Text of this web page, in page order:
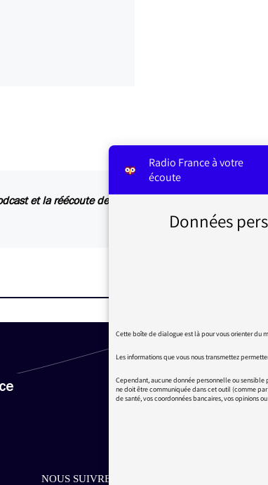
et la réécoute des conférences que sur une durée
NOUS SUIVRE SUR LES RÉSEAUX
Radio France à votre
écoute
Données
Cette boîte de dialogue est là pour vous orienter du
Les informations que vous nous transmettez
Cependant, aucune donnée personnelle ou
ne doit être communiquée dans cet outil (comme
de santé, vos coordonnées bancaires, vos opinions